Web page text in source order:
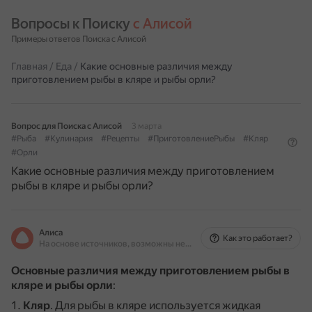
Вопросы к Поиску с Алисой
Примеры ответов Поиска с Алисой
Главная / Еда / Какие основные различия между
приготовлением рыбы в кляре и рыбы орли?
Вопрос для Поиска с Алисой
3 марта
#Рыба
#Кулинария #Рецепты #ПриготовлениеРыбы
#Кляр
#Орли
Какие основные различия между приготовлением
рыбы в кляре и рыбы орли?
Алиса
На основе источников, возможны неточности
Как это работает?
Основные различия между приготовлением рыбы в
кляре и рыбы орли:
Кляр. Для рыбы в кляре используется жидкая